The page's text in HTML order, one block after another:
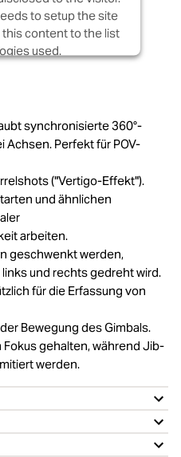
to setup the site
content to the list
used.
Platform
synchronisierte 360°-
Achsen. Perfekt für POV-
("Vertigo-Effekt").
und ähnlichen
arbeiten.
geschwenkt werden,
und rechts gedreht wird.
für die Erfassung von
Bewegung des Gimbals.
Fokus gehalten, während Jib-
werden.